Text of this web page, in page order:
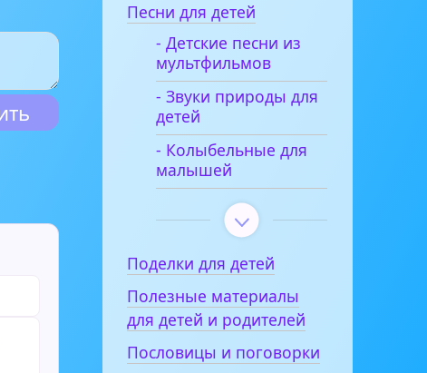
Песни для детей
- Детские песни из
мультфильмов
- Звуки природы для
детей
- Колыбельные для
малышей
Поделки для детей
Полезные материалы
для детей и родителей
Пословицы и поговорки